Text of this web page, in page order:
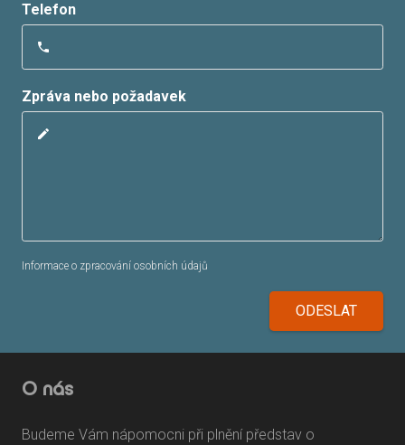
Telefon
phone
Zpráva nebo požadavek
edit
Informace o zpracování osobních údajů
ODESLAT
O nás
Budeme Vám nápomocni při plnění představ o